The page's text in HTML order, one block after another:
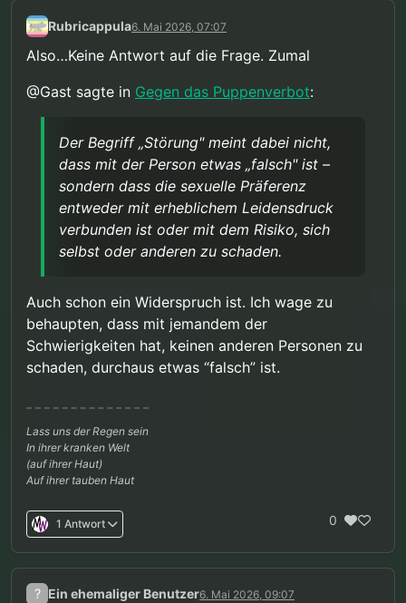
Rubricappula6. Mai 2026, 07:07
Also…Keine Antwort auf die Frage. Zumal
@Gast sagte in Gegen das Puppenverbot:
Der Begriff „Störung" meint dabei nicht,
dass mit der Person etwas „falsch" ist –
sondern dass die sexuelle Präferenz
entweder mit erheblichem Leidensdruck
verbunden ist oder mit dem Risiko, sich
selbst oder anderen zu schaden.
Auch schon ein Widerspruch ist. Ich wage zu
behaupten, dass mit jemandem der
Schwierigkeiten hat, keinen anderen Personen zu
schaden, durchaus etwas “falsch” ist.
Lass uns der Regen sein
In ihrer kranken Welt
(auf ihrer Haut)
Auf ihrer tauben Haut
1 Antwort 0
? Ein ehemaliger Benutzer6. Mai 2026, 09:07